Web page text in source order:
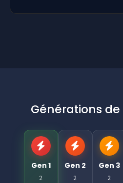
Générations de
Gen 1
2
Gen 2
2
Gen 3
2